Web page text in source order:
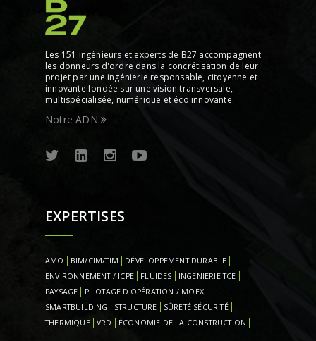
Les 151 ingénieurs et experts de B27 accompagnent
les donneurs d'ordre dans la concrétisation de leur
projet par une ingénierie responsable, citoyenne et
innovante fondée sur une vision transversale,
multispécialisée, numérique et éco innovante.
Notre ADN
EXPERTISES
AMO BIM/CIM/TIM
DÉVELOPPEMENT DURABLE
ENVIRONNEMENT / ICPE
FLUIDES
INGENIERIE TCE
PAYSAGE
PILOTAGE D'OPÉRATION / MOEX
SMARTBUILDING
STRUCTURE
SÛRETÉ SÉCURITÉ
THERMIQUE
VRD ÉCONOMIE DE LA CONSTRUCTION